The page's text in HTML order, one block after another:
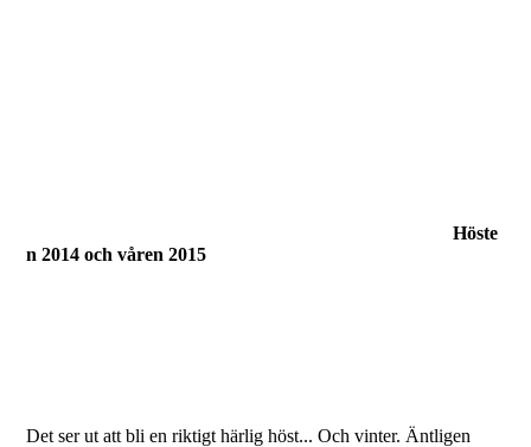
Höste
n 2014 och våren 2015
Det ser ut att bli en riktigt härlig höst... Och vinter. Äntligen